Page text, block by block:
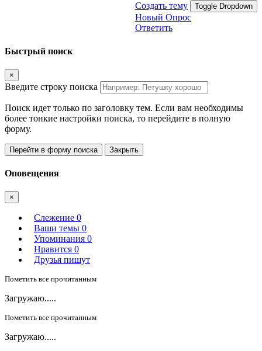
Создать тему Toggle Dropdown
Новый Опрос
Ответить
Быстрый поиск
×
Введите строку поиска
Поиск идет только по заголовку тем. Если вам необходимы
более тонкие настройки поиска, то перейдите в полную
форму.
Перейти в форму поиска Закрыть
Оповещения
×
Слежение 0
Ваши темы 0
Упоминания 0
Нравится 0
Друзья пишут
Пометить все прочитанным
Загружаю.....
Пометить все прочитанным
Загружаю.....